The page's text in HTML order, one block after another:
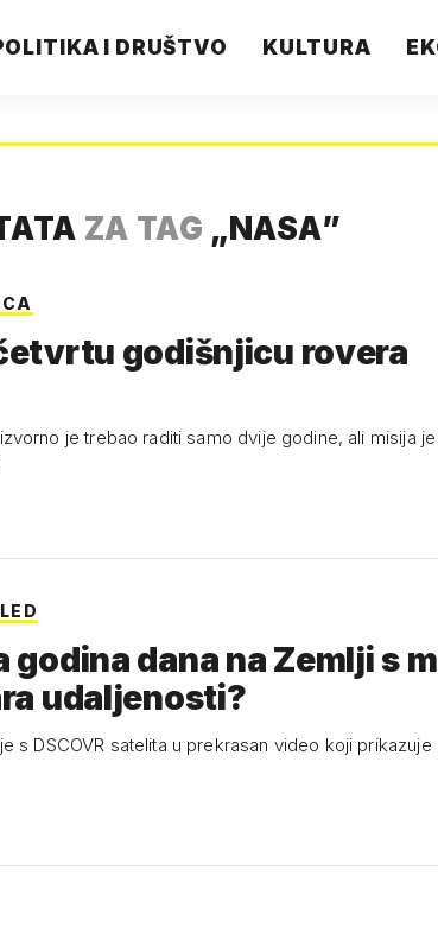
I DRUŠTVO KULTURA
ZA TAG „NASA”
godišnjicu rovera
je trebao raditi samo dvije godine, ali misija
godina dana na Zemlji s
udaljenosti?
s DSCOVR satelita u prekrasan video koji prikazuje